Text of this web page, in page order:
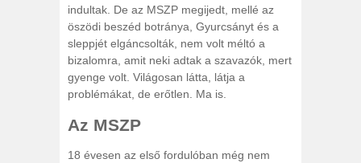
indultak. De az MSZP megijedt, mellé az
öszödi beszéd botránya, Gyurcsányt és a
sleppjét elgáncsolták, nem volt méltó a
bizalomra, amit neki adtak a szavazók, mert
gyenge volt. Világosan látta, látja a
problémákat, de erőtlen. Ma is.
Az MSZP
18 évesen az első fordulóban még nem